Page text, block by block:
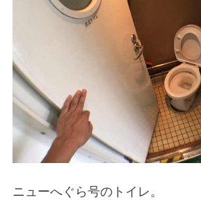
ニューへぐら号のトイレ。